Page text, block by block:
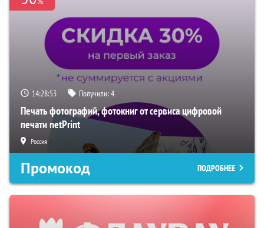
14:28:52 Получили:4
Печать фотографий, фотокниг от сервиса цифровой
печати netPrint
Россия
Промокод ПОДРОБНЕЕ